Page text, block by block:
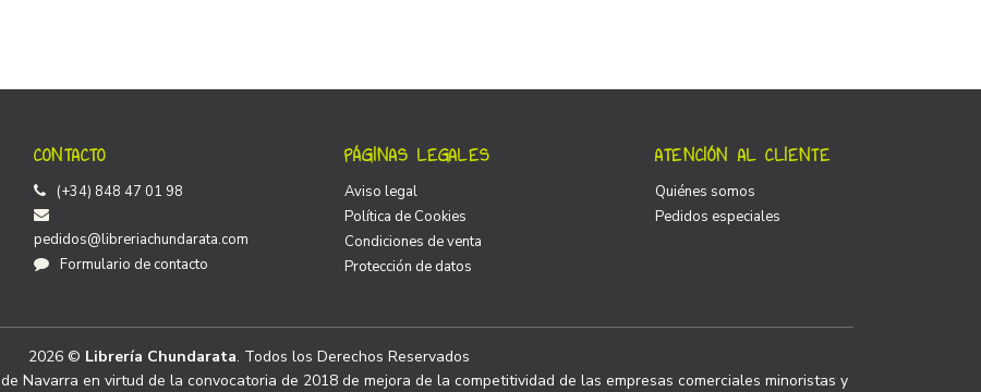
CONTACTO
(+34) 848 47 01 98
pedidos@libreriachundarata.com
Formulario de contacto
PÁGINAS LEGALES
Aviso legal
Política de Cookies
Condiciones de venta
Protección de datos
ATENCIÓN AL CLIENTE
Quiénes somos
Pedidos especiales
2026 © Librería Chundarata. Todos los Derechos Reservados
Navarra en virtud de la convocatoria de 2018 de mejora de la competitividad de las empresas comerciales minoristas y